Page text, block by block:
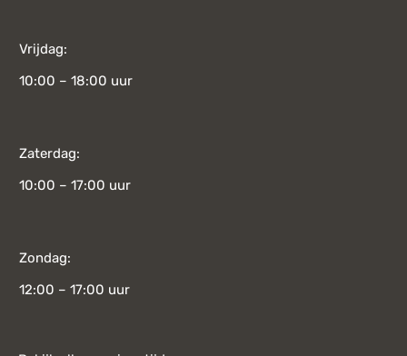
Vrijdag:
10:00 – 18:00 uur
Zaterdag:
10:00 – 17:00 uur
Zondag:
12:00 – 17:00 uur